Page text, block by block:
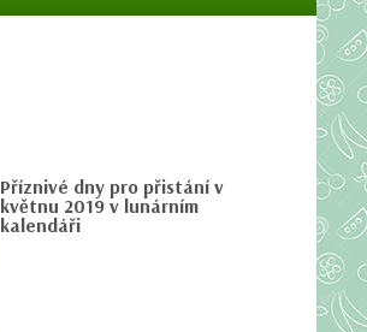
Příznivé dny pro přistání v
květnu 2019 v lunárním
kalendáři